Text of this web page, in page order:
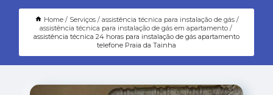
Home Serviços
assistência técnica para instalação de gás
assistência técnica para instalação de gás em apartamento
assistência técnica 24 horas para instalação de gás apartamento
telefone Praia da Tainha